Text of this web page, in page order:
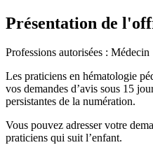
Présentation de
Professions autorisées : Médecin
Les praticiens en hématologie
vos demandes d’avis sous 15
persistantes de la numération.
Vous pouvez adresser votre
praticiens qui suit l’enfant.